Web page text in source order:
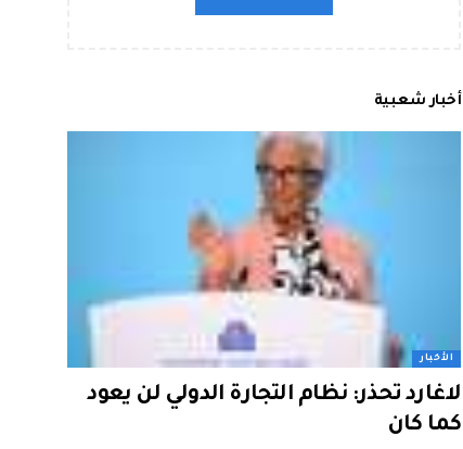
أخبار شعبية
الأخبار
لاغارد تحذر: نظام التجارة الدولي لن يعود
كما كان